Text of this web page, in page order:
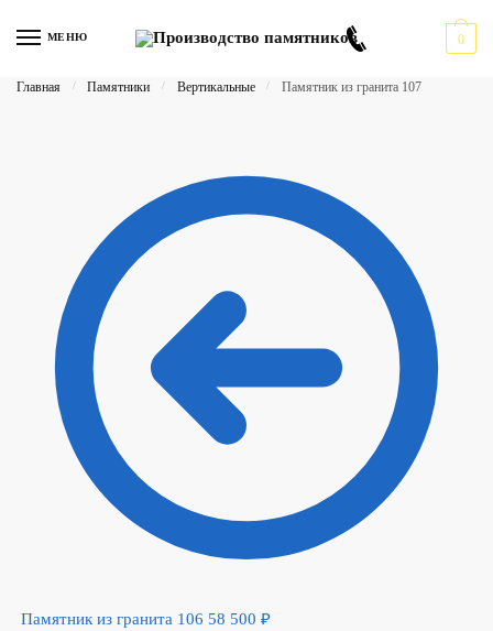
МЕНЮ 0
Главная / Памятники / Вертикальные / Памятник из гранита 107
Памятник из гранита 106 58 500 ₽